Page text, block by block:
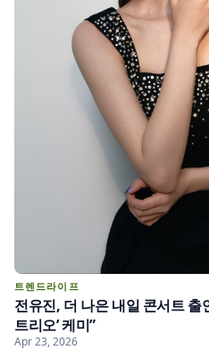
트렌드라이프
전유진, 더 나은 내일 콘서트 출
트리오’ 케미”
Apr 23, 2026